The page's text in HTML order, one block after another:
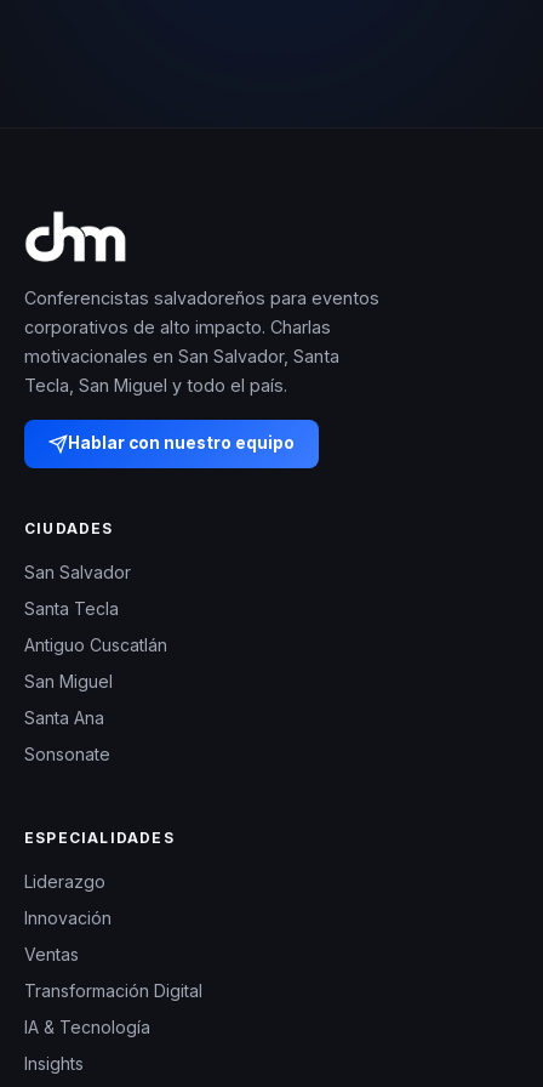
Conferencistas salvadoreños para eventos
corporativos de alto impacto. Charlas
motivacionales en San Salvador, Santa
Tecla, San Miguel y todo el país.
Hablar con nuestro equipo
CIUDADES
San Salvador
Santa Tecla
Antiguo Cuscatlán
San Miguel
Santa Ana
Sonsonate
ESPECIALIDADES
Liderazgo
Innovación
Ventas
Transformación Digital
IA & Tecnología
Insights